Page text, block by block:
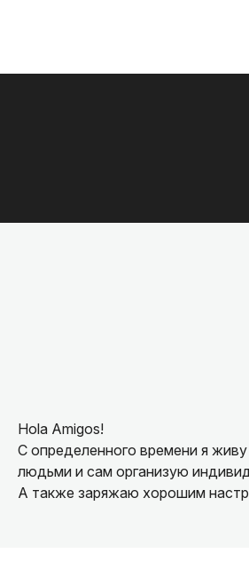
Hola Amigos!
С определенного времени я
людьми и сам организую
А также заряжаю хорошим